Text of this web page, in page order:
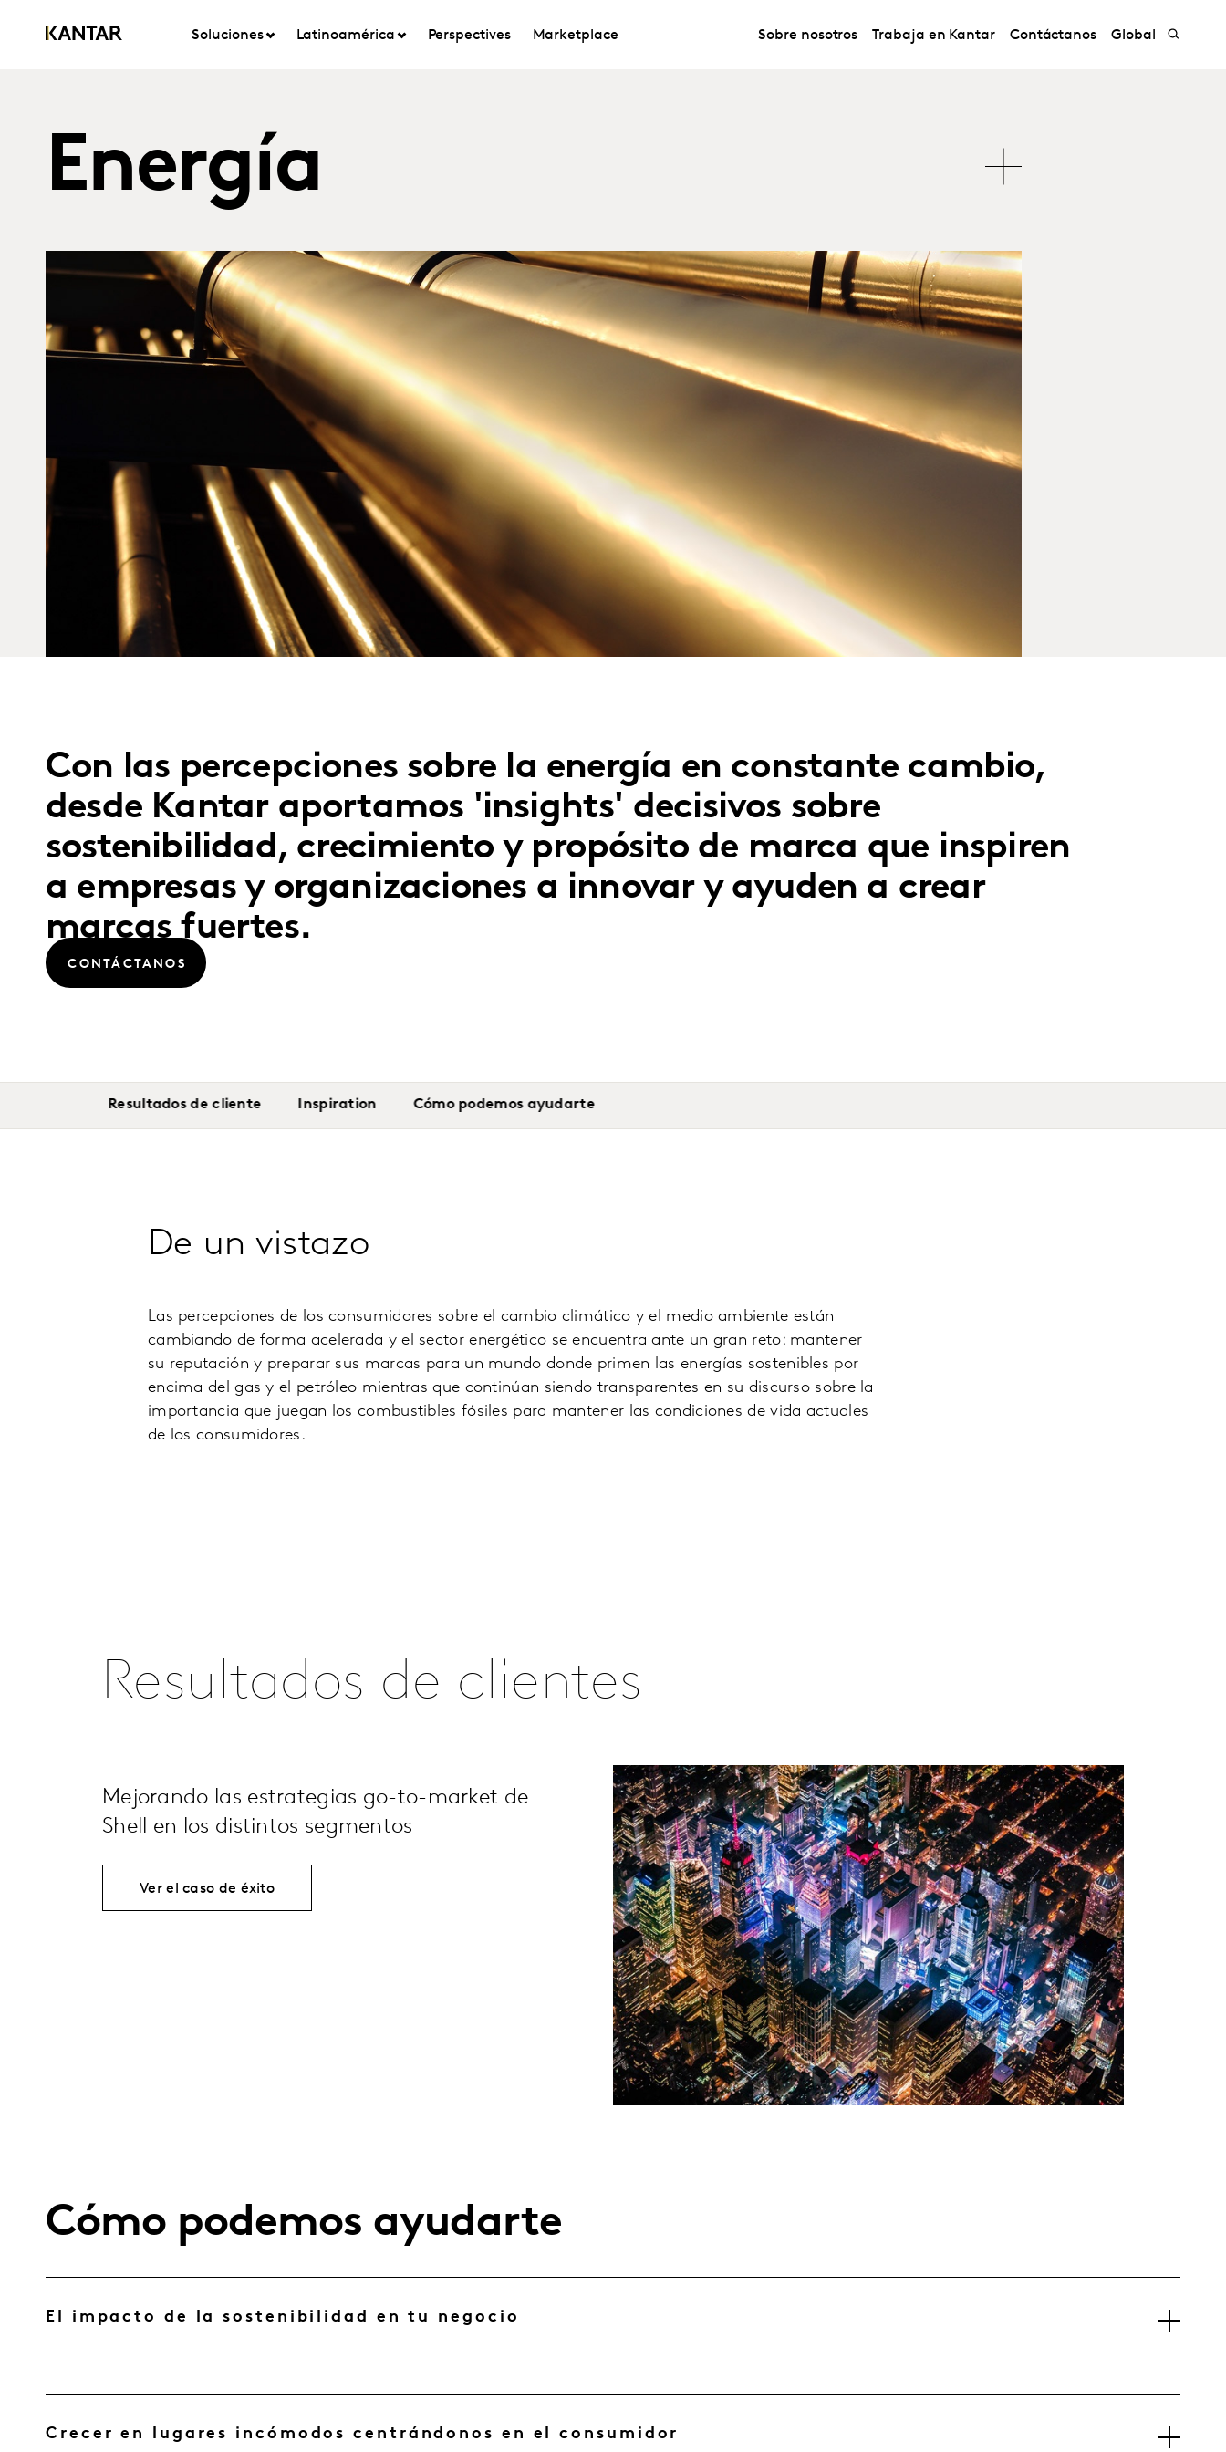
Soluciones Latinoamérica Perspectives Marketplace Sobre nosotros Trabaja en Kantar Contáctanos Global
Energía
Con las percepciones sobre la energía en constante cambio,
desde Kantar aportamos 'insights' decisivos sobre
sostenibilidad, crecimiento y propósito de marca que inspiren
a empresas y organizaciones a innovar y ayuden a crear
marcas fuertes.
CONTÁCTANOS
Resultados de cliente Inspiration Cómo podemos ayudarte
De un vistazo
Las percepciones de los consumidores sobre el cambio climático y el medio ambiente están
cambiando de forma acelerada y el sector energético se encuentra ante un gran reto: mantener
su reputación y preparar sus marcas para un mundo donde primen las energías sostenibles por
encima del gas y el petróleo mientras que continúan siendo transparentes en su discurso sobre la
importancia que juegan los combustibles fósiles para mantener las condiciones de vida actuales
de los consumidores.
Resultados de clientes
Mejorando las estrategias go-to-market de
Shell en los distintos segmentos
Ver el caso de éxito
Cómo podemos ayudarte
El impacto de la sostenibilidad en tu negocio
Crecer en lugares incómodos centrándonos en el consumidor